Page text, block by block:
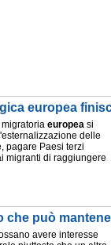
europea
europea si
delle
pagare Paesi terzi
migranti di raggiungere
che può
avere interesse